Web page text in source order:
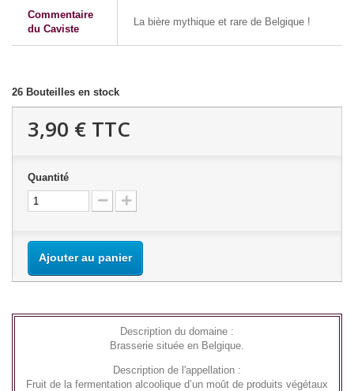
Commentaire
du Caviste
La bière mythique et rare de Belgique !
26 Bouteilles en stock
3,90 € TTC
Quantité
Ajouter au panier
Description du domaine :
Brasserie située en Belgique.
Description de l'appellation :
Fruit de la fermentation alcoolique d’un moût de produits végétaux